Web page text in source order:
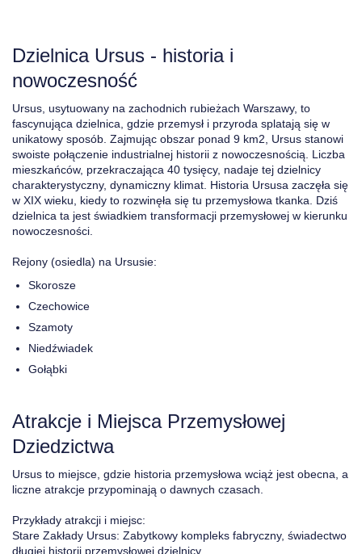
Dzielnica Ursus - historia i
nowoczesność
Ursus, usytuowany na zachodnich rubieżach Warszawy, to
fascynująca dzielnica, gdzie przemysł i przyroda splatają się w
unikatowy sposób. Zajmując obszar ponad 9 km2, Ursus stanowi
swoiste połączenie industrialnej historii z nowoczesnością. Liczba
mieszkańców, przekraczająca 40 tysięcy, nadaje tej dzielnicy
charakterystyczny, dynamiczny klimat. Historia Ursusa zaczęła się
w XIX wieku, kiedy to rozwinęła się tu przemysłowa tkanka. Dziś
dzielnica ta jest świadkiem transformacji przemysłowej w kierunku
nowoczesności.
Rejony (osiedla) na Ursusie:
Skorosze
Czechowice
Szamoty
Niedźwiadek
Gołąbki
Atrakcje i Miejsca Przemysłowej
Dziedzictwa
Ursus to miejsce, gdzie historia przemysłowa wciąż jest obecna, a
liczne atrakcje przypominają o dawnych czasach.
Przykłady atrakcji i miejsc:
Stare Zakłady Ursus: Zabytkowy kompleks fabryczny, świadectwo
długiej historii przemysłowej dzielnicy